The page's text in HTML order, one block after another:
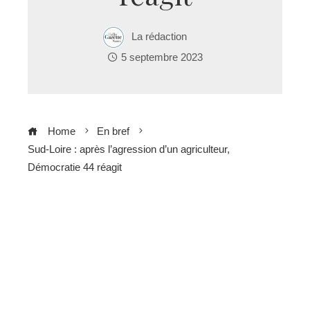
La rédaction
5 septembre 2023
Home
En bref
Sud-Loire : après l’agression d’un agriculteur,
Démocratie 44 réagit